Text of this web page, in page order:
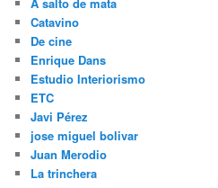
Catavino
De cine
Enrique Dans
Estudio Interiorismo
ETC
Javi Pérez
jose miguel bolivar
Juan Merodio
La trinchera